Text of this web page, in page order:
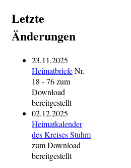
Letzte
Änderungen
23.11.2025
HeimatbriefeNr.
18 - 76 zum
Download
bereitgestellt
02.12.2025
Heimatkalender
des Kreises Stuhm
zum Download
bereitgestellt